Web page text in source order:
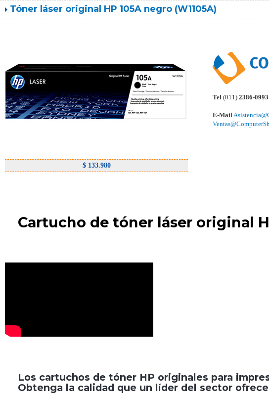
Tóner láser original HP 105A negro (W1105A)
$ 133.980
Tel (011) 2386-0993
E-Mail
Cartucho de tóner láser original
Los cartuchos de tóner HP originales para
Obtenga la calidad que un líder del sector